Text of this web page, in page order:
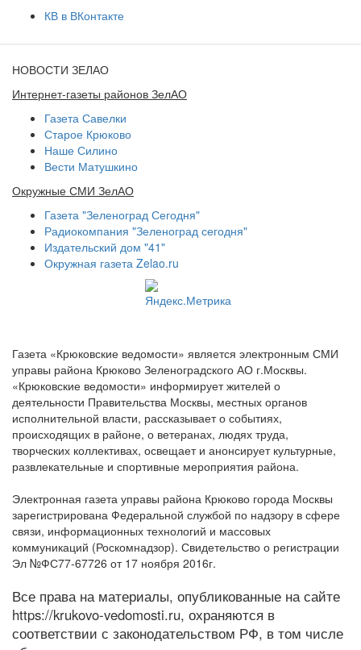
КВ в ВКонтакте
НОВОСТИ ЗЕЛАО
Интернет-газеты районов ЗелАО
Газета Савелки
Старое Крюково
Наше Силино
Вести Матушкино
Окружные СМИ ЗелАО
Газета "Зеленоград Сегодня"
Радиокомпания "Зеленоград сегодня"
Издательский дом "41"
Окружная газета Zelao.ru
Газета «Крюковские ведомости» является электронным СМИ
управы района Крюково Зеленоградского АО г.Москвы.
«Крюковские ведомости» информирует жителей о
деятельности Правительства Москвы, местных органов
исполнительной власти, рассказывает о событиях,
происходящих в районе, о ветеранах, людях труда,
творческих коллективах, освещает и анонсирует культурные,
развлекательные и спортивные мероприятия района.
Электронная газета управы района Крюково города Москвы
зарегистрирована Федеральной службой по надзору в сфере
связи, информационных технологий и массовых
коммуникаций (Роскомнадзор). Свидетельство о регистрации
Эл №ФС77-67726 от 17 ноября 2016г.
Все права на материалы, опубликованные на сайте
https://krukovo-vedomosti.ru, охраняются в
соответствии с законодательством РФ, в том числе